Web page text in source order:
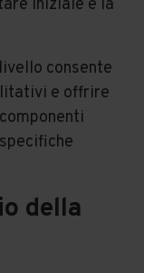
iniziale e la
consente
e offrire
della